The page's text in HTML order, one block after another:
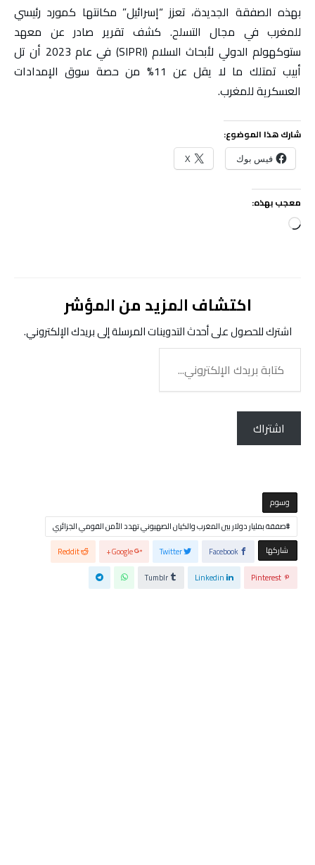
بهذه الصفقة الجديدة، تعزز “إسرائيل” مكانتها كمورد رئيسي
للمغرب في مجال التسلح. كشف تقرير صادر عن معهد
ستوكهولم الدولي لأبحاث السلام (SIPRI) في عام 2023 أن تل
أبيب تمتلك ما لا يقل عن 11% من حصة سوق الإمدادات
العسكرية للمغرب.
شارك هذا الموضوع:
فيس بوك X
معجب بهذه:
جاري
اكتشاف المزيد من المؤشر
اشترك للحصول على أحدث التدوينات المرسلة إلى بريدك الإلكتروني.
بريدك
الإلكتروني...
اشتراك
‫‫‫‫وسوم‬
صفقة بمليار دولار بين المغرب والكيان الصهيوني تهدد الأمن القومي الجزائري
‫‫ شاركها‬
Facebook
Twitter
Google+
Reddit
Pinterest
Linkedin
Tumblr